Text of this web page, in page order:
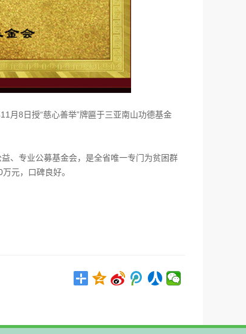
8日授“慈心善举”牌匾于三亚南山功德基金
、专业公募基金会，是全省唯一专门为贫困群
元，口碑良好。